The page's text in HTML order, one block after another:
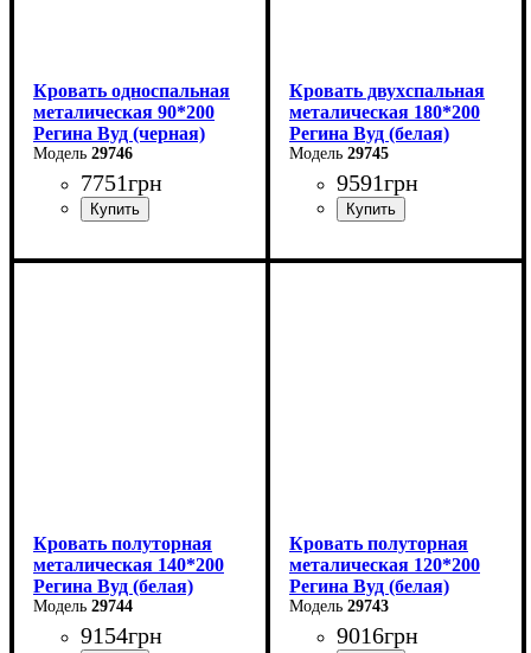
Кровать односпальная
металическая 90*200
Регина Вуд (черная)
29746
7751грн
Ширина: 90 см
Кровать двухспальная
металическая 180*200
Регина Вуд (белая)
29745
9591грн
Ширина: 180 см
Кровать полуторная
металическая 140*200
Регина Вуд (белая)
29744
9154грн
Кровать полуторная
металическая 120*200
Регина Вуд (белая)
29743
9016грн